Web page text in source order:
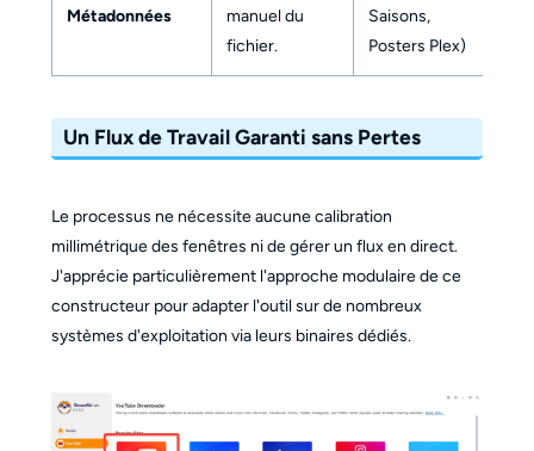
Métadonnées
manuel du
fichier.
Saisons,
Posters Plex)
Un Flux de Travail Garanti sans Pertes
Le processus ne nécessite aucune calibration
millimétrique des fenêtres ni de gérer un flux en direct.
J'apprécie particulièrement l'approche modulaire de ce
constructeur pour adapter l'outil sur de nombreux
systèmes d'exploitation via leurs binaires dédiés.